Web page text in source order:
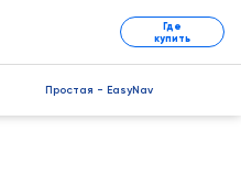
Где
купить
Простая - EasyNav